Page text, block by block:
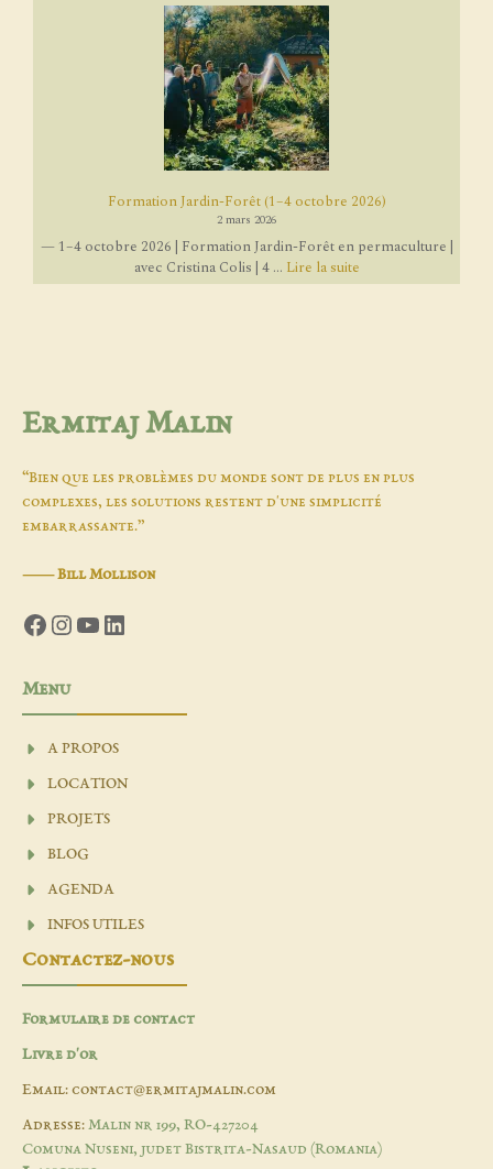
Formation Jardin-Forêt (1–4 octobre 2026)
2 mars 2026
— 1–4 octobre 2026 | Formation Jardin-Forêt en permaculture |
avec Cristina Colis | 4 ... Lire la suite
Ermitaj Malin
“Bien que les problèmes du monde sont de plus en plus
complexes, les solutions restent d'une simplicité
embarrassante.”
―Bill Mollison
Facebook
Instagram
YouTube
LinkedIn
Menu
A PROPOS
LOCATION
PROJETS
BLOG
AGENDA
INFOS UTILES
Contactez-nous
Formulaire de contact
Livre d'or
Email: contact@ermitajmalin.com
Adresse: Malin nr 199, RO-427204
Comuna Nuseni, judet Bistrita-Nasaud (Romania)